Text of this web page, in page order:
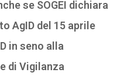
se SOGEI dichiara
AgID del 15 aprile
in seno alla
di Vigilanza